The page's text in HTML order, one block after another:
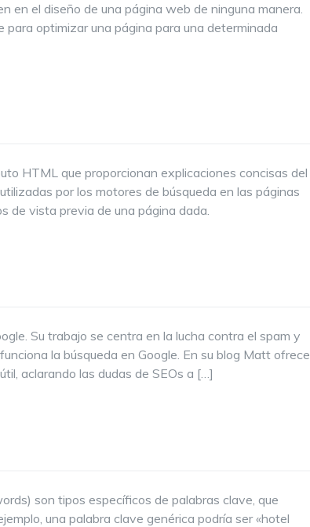
en el diseño de una página web de ninguna manera.
optimizar una página para una determinada
HTML que proporcionan explicaciones concisas del
por los motores de búsqueda en las páginas
de vista previa de una página dada.
Su trabajo se centra en la lucha contra el spam y
la búsqueda en Google. En su blog Matt ofrece
aclarando las dudas de SEOs a […]
son tipos específicos de palabras clave, que
una palabra clave genérica podría ser «hotel